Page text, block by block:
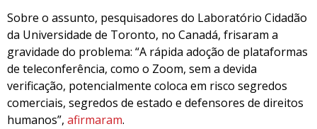
Sobre o assunto, pesquisadores do Laboratório Cidadão
da Universidade de Toronto, no Canadá, frisaram a
gravidade do problema: “A rápida adoção de plataformas
de teleconferência, como o Zoom, sem a devida
verificação, potencialmente coloca em risco segredos
comerciais, segredos de estado e defensores de direitos
humanos”, afirmaram.